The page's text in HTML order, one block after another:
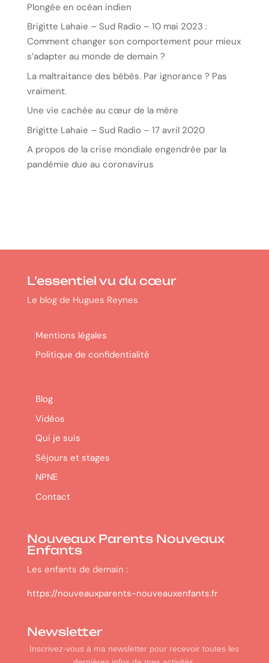
Plongée en océan indien
Brigitte Lahaie – Sud Radio – 10 mai 2023 :
Comment changer son comportement pour mieux
s’adapter au monde de demain ?
La maltraitance des bébés. Par ignorance ? Pas
vraiment.
Une vie cachée au cœur de la mère
Brigitte Lahaie – Sud Radio – 17 avril 2020
A propos de la crise mondiale engendrée par la
pandémie due au coronavirus
L’essentiel vu du cœur
Le blog de Hugues Reynes
Mentions légales
Politique de confidentialité
Blog
Vidéos
Qui je suis
Séjours et stages
NPNE
Contact
Nouveaux Parents Nouveaux
Enfants
Les enfants de demain :
https://nouveauxparents-nouveauxenfants.fr
Newsletter
Inscrivez-vous à ma newsletter pour recevoir toutes les